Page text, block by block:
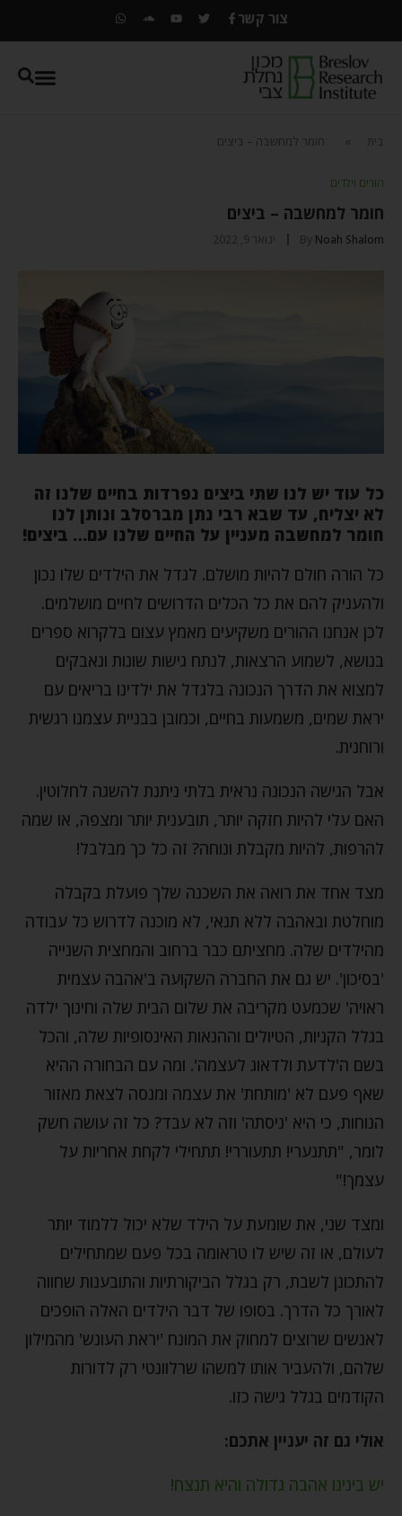
צור קשר
בית חומר למחשבה – ביצים
הורים וילדים
חומר למחשבה – ביצים
By Noah Shalom ינואר 9, 2022
כל עוד יש לנו שתי ביצים נפרדות בחיים שלנו זה
לא יצליח, עד שבא רבי נתן מברסלב ונותן לנו
חומר למחשבה מעניין על החיים שלנו עם… ביצים!
כל הורה חולם להיות מושלם. לגדל את הילדים שלו נכון
ולהעניק להם את כל הכלים הדרושים לחיים מושלמים.
לכן אנחנו ההורים משקיעים מאמץ עצום בלקרוא ספרים
בנושא, לשמוע הרצאות, לנתח גישות שונות ונאבקים
למצוא את הדרך הנכונה בלגדל את ילדינו בריאים עם
יראת שמים, משמעות בחיים, וכמובן בבניית עצמנו רגשית
ורוחנית.
אבל הגישה הנכונה נראית בלתי ניתנת להשגה לחלוטין.
האם עלי להיות חזקה יותר, תובענית יותר ומצפה, או שמה
להרפות, להיות מקבלת ונוחה? זה כל כך מבלבל!
מצד אחד את רואה את השכנה שלך פועלת בקבלה
מוחלטת ובאהבה ללא תנאי, לא מוכנה לדרוש כל עבודה
מהילדים שלה. מחציתם כבר ברחוב והמחצית השנייה
'בסיכון'. יש גם את החברה השקועה ב'אהבה עצמית
ראויה' שכמעט מקריבה את שלום הבית שלה וחינוך ילדה
בגלל הקניות, הטיולים וההנאות האינסופיות שלה, והכל
בשם ה'לדעת ולדאוג לעצמה'. ומה עם הבחורה ההיא
שאף פעם לא 'מותחת' את עצמה ומנסה לצאת מאזור
הנוחות, כי היא 'ניסתה' וזה לא עבד? כל זה עושה חשק
לומר, "תתנערי! תתעוררי! תתחילי לקחת אחריות על
עצמך!"
ומצד שני, את שומעת על הילד שלא יכול ללמוד יותר
לעולם, או זה שיש לו טראומה בכל פעם שמתחילים
להתכונן לשבת, רק בגלל הביקורתיות והתובענות שחווה
לאורך כל הדרך. בסופו של דבר הילדים האלה הופכים
לאנשים שרוצים למחוק את המונח 'יראת העונש' מהמילון
שלהם, ולהעביר אותו למשהו שרלוונטי רק לדורות
הקודמים בגלל גישה כזו.
אולי גם זה יעניין אתכם:
יש בינינו אהבה גדולה והיא תנצח!